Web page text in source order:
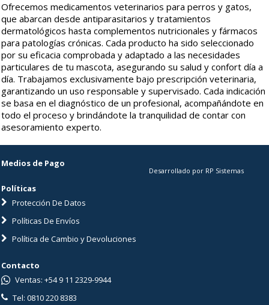
Ofrecemos medicamentos veterinarios para perros y gatos,
que abarcan desde antiparasitarios y tratamientos
dermatológicos hasta complementos nutricionales y fármacos
para patologías crónicas. Cada producto ha sido seleccionado
por su eficacia comprobada y adaptado a las necesidades
particulares de tu mascota, asegurando su salud y confort día a
día. Trabajamos exclusivamente bajo prescripción veterinaria,
garantizando un uso responsable y supervisado. Cada indicación
se basa en el diagnóstico de un profesional, acompañándote en
todo el proceso y brindándote la tranquilidad de contar con
asesoramiento experto.
Medios de Pago
Políticas
Protección De Datos
Políticas De Envíos
Política de Cambio y Devoluciones
Desarrollado por RP Sistemas
Contacto
Ventas: +54 9 11 2329-9944
Tel: 0810 220 8383